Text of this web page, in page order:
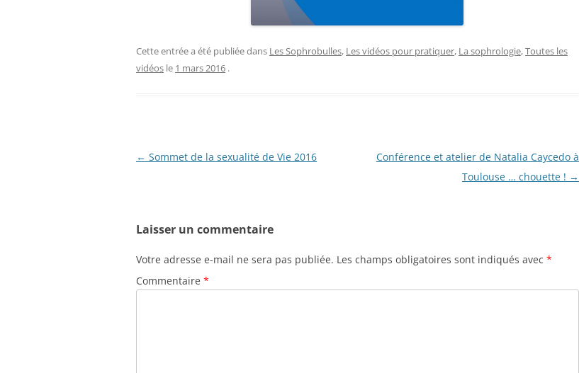
Cette entrée a été publiée dans Les Sophrobulles, Les vidéos pour pratiquer, La sophrologie,Toutes les
vidéos le 1 mars 2016 .
Navigation
← Sommet de la sexualité de Vie 2016
Conférence et atelier de Natalia Caycedo à
Toulouse … chouette ! →
Laisser un commentaire
Votre adresse e-mail ne sera pas publiée. Les champs obligatoires sont indiqués avec *
Commentaire *